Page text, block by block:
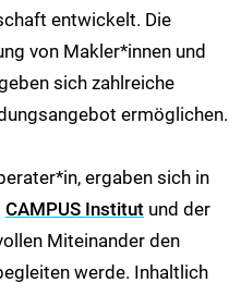
entwickelt. Die
von Makler*innen und
sich zahlreiche
ermöglichen.
ergaben sich in
CAMPUS Institut und der
Miteinander den
werde. Inhaltlich